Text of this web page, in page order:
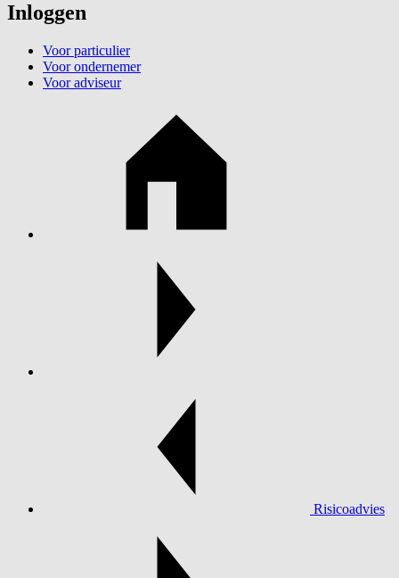
Inloggen
Voor particulier
Voor ondernemer
Voor adviseur
Risicoadvies